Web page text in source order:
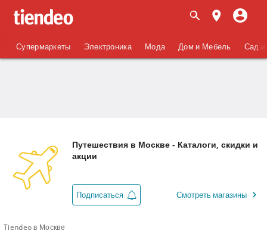
Супермаркеты Электроника Мода Дом и Мебель Сад и
Tiendeo в Москве
Путешествия в Москве - Каталоги, скидки и
акции
Подписаться Смотреть магазины